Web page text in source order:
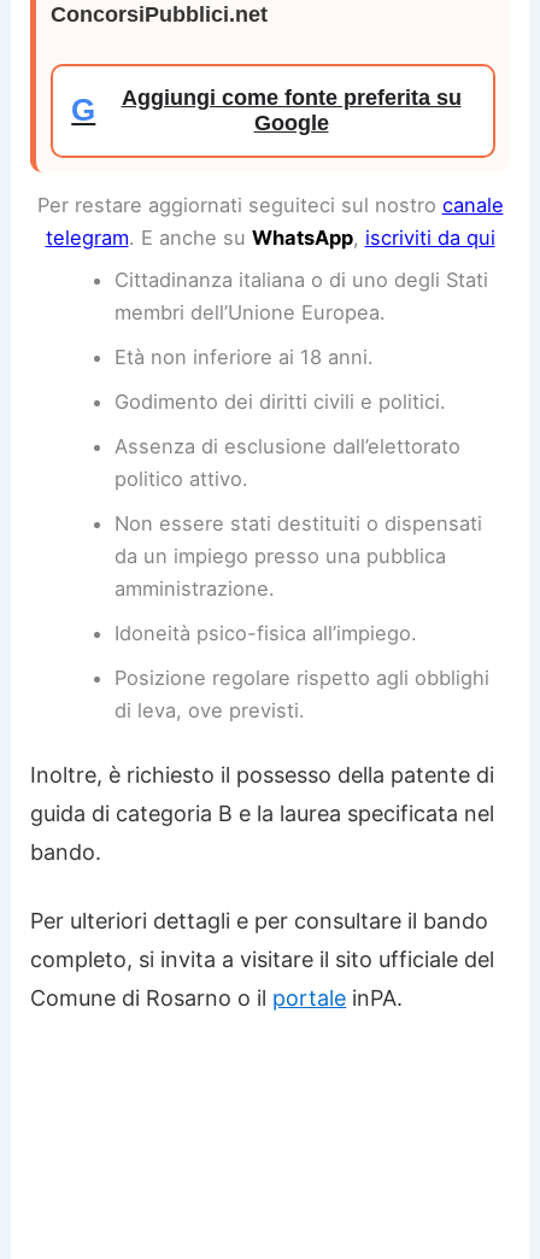
ConcorsiPubblici.net
G
Aggiungi come fonte preferita su
Google
Per restare aggiornati seguiteci sul nostro canale
telegram. E anche su WhatsApp, iscriviti da qui
Cittadinanza italiana o di uno degli Stati
membri dell’Unione Europea.
Età non inferiore ai 18 anni.
Godimento dei diritti civili e politici.
Assenza di esclusione dall’elettorato
politico attivo.
Non essere stati destituiti o dispensati
da un impiego presso una pubblica
amministrazione.
Idoneità psico-fisica all’impiego.
Posizione regolare rispetto agli obblighi
di leva, ove previsti.
Inoltre, è richiesto il possesso della patente di
guida di categoria B e la laurea specificata nel
bando.
Per ulteriori dettagli e per consultare il bando
completo, si invita a visitare il sito ufficiale del
Comune di Rosarno o il portale inPA.